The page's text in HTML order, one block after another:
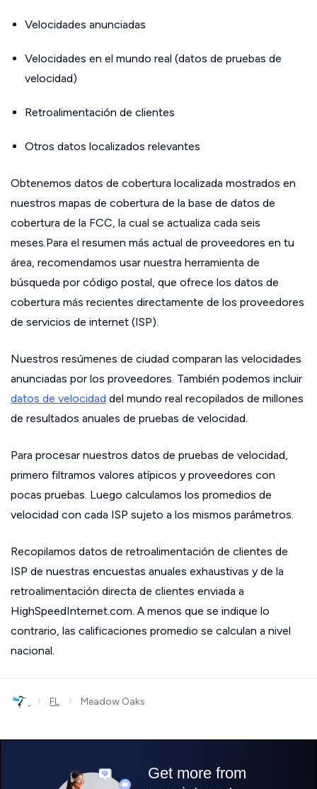
Velocidades anunciadas
Velocidades en el mundo real (datos de pruebas de
velocidad)
Retroalimentación de clientes
Otros datos localizados relevantes
Obtenemos datos de cobertura localizada mostrados en
nuestros mapas de cobertura de la base de datos de
cobertura de la FCC, la cual se actualiza cada seis
meses.Para el resumen más actual de proveedores en tu
área, recomendamos usar nuestra herramienta de
búsqueda por código postal, que ofrece los datos de
cobertura más recientes directamente de los proveedores
de servicios de internet (ISP).
Nuestros resúmenes de ciudad comparan las velocidades
anunciadas por los proveedores. También podemos incluir
datos de velocidad del mundo real recopilados de millones
de resultados anuales de pruebas de velocidad.
Para procesar nuestros datos de pruebas de velocidad,
primero filtramos valores atípicos y proveedores con
pocas pruebas. Luego calculamos los promedios de
velocidad con cada ISP sujeto a los mismos parámetros.
Recopilamos datos de retroalimentación de clientes de
ISP de nuestras encuestas anuales exhaustivas y de la
retroalimentación directa de clientes enviada a
HighSpeedInternet.com. A menos que se indique lo
contrario, las calificaciones promedio se calculan a nivel
nacional.
› FL › Meadow Oaks